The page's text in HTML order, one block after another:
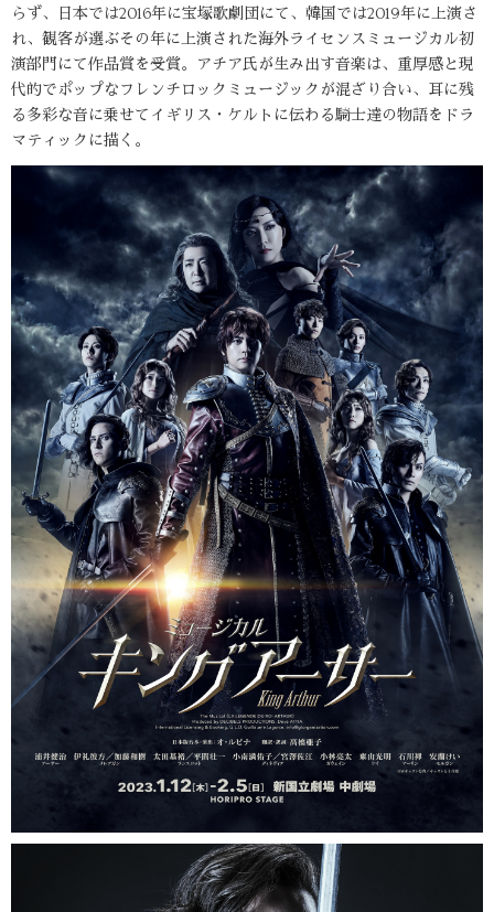
らず、日本では2016年に宝塚歌劇団にて、韓国では2019年に上演さ
れ、観客が選ぶその年に上演された海外ライセンスミュージカル初
演部門にて作品賞を受賞。アチア氏が生み出す音楽は、重厚感と現
代的でポップなフレンチロックミュージックが混ざり合い、耳に残
る多彩な音に乗せてイギリス・ケルトに伝わる騎士達の物語をドラ
マティックに描く。